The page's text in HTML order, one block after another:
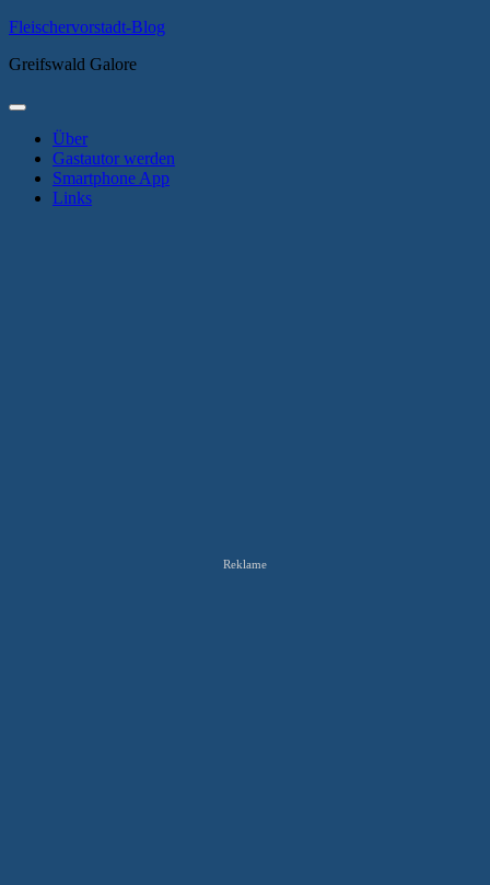
Zum
springen
Fleischervorstadt-Blog
Greifswald Galore
Primäres
Über
Gastautor werden
Smartphone App
Links
Reklame